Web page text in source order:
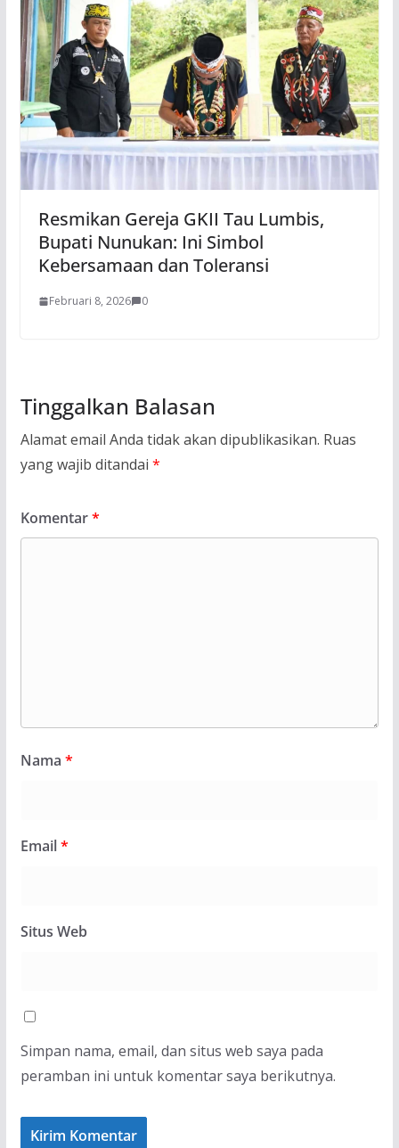
Resmikan Gereja GKII Tau Lumbis,
Bupati Nunukan: Ini Simbol
Kebersamaan dan Toleransi
Februari 8, 2026 0
Tinggalkan Balasan
Alamat email Anda tidak akan dipublikasikan. Ruas
yang wajib ditandai *
Komentar*
Nama *
Email*
Situs Web
Simpan nama, email, dan situs web saya pada
peramban ini untuk komentar saya berikutnya.